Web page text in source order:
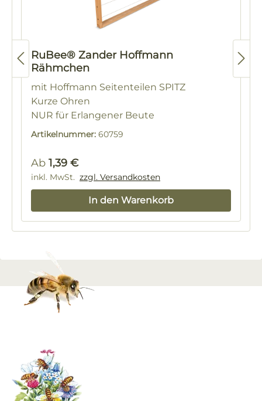
RuBee® Zander Hoffmann
Rähmchen
mit Hoffmann Seitenteilen SPITZ
Kurze Ohren
NUR für Erlangener Beute
Artikelnummer: 60759
Regulärer Preis:
Ab 1,39 €
inkl. MwSt. zzgl. Versandkosten
In den Warenkorb